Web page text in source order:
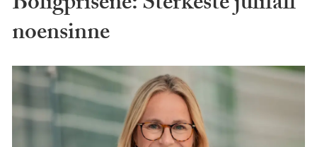
noensinne